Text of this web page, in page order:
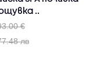
..
€
лв